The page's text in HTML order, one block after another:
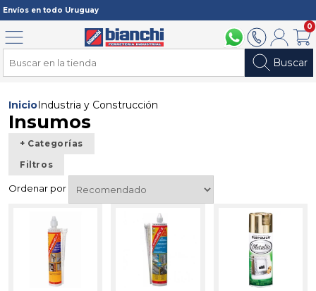
Envíos en todo Uruguay
094 211 1122902 2902Mi cuenta
0
Buscar
Menú
Inicio Industria y Construcción
Insumos
+ Categorías
Filtros
Ordenar por